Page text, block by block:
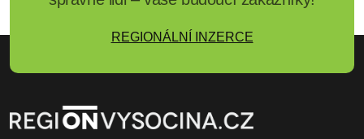
REGIONÁLNÍ INZERCE